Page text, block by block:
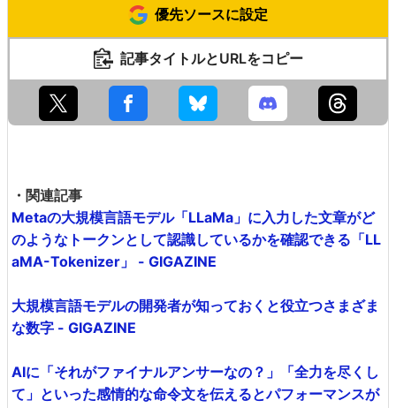
優先ソースに設定
記事タイトルとURLをコピー
・関連記事
Metaの大規模言語モデル「LLaMa」に入力した文章がど
のようなトークンとして認識しているかを確認できる「LL
aMA-Tokenizer」 - GIGAZINE
大規模言語モデルの開発者が知っておくと役立つさまざま
な数字 - GIGAZINE
AIに「それがファイナルアンサーなの？」「全力を尽くし
て」といった感情的な命令文を伝えるとパフォーマンスが